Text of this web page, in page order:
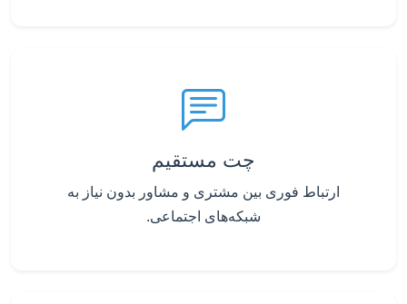
چت مستقیم
ارتباط فوری بین مشتری و مشاور بدون نیاز به
شبکه‌های اجتماعی.